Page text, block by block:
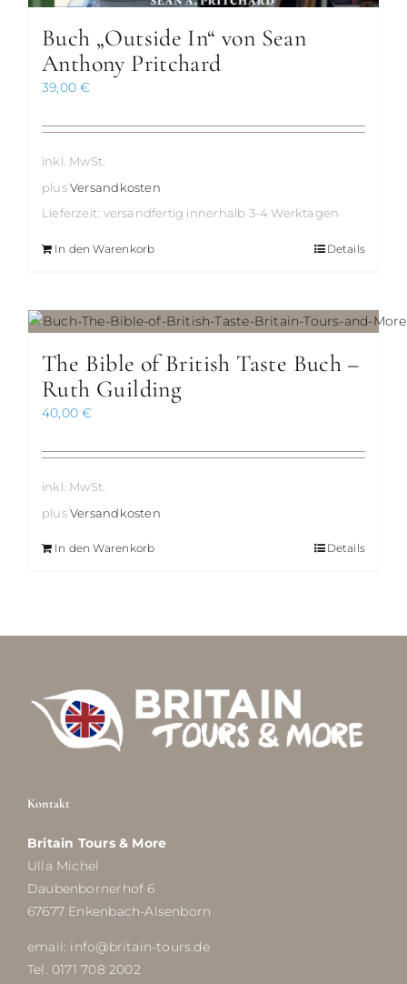
Buch „Outside In“ von Sean
Anthony Pritchard
39,00€
inkl. MwSt.
plusVersandkosten
Lieferzeit: versandfertig innerhalb 3-4 Werktagen
In den Warenkorb Details
The Bible of British Taste Buch –
Ruth Guilding
40,00€
inkl. MwSt.
plusVersandkosten
In den Warenkorb Details
Kontakt
Britain Tours & More
Ulla Michel
Daubenbornerhof 6
67677 Enkenbach-Alsenborn
email: info@britain-tours.de
Tel. 0171 708 2002